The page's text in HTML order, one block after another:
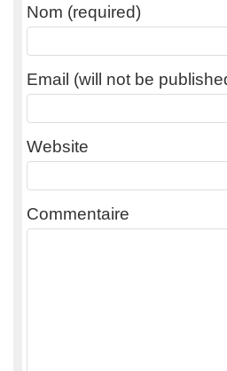
Nom (required)
Email (will not be
Website
Commentaire